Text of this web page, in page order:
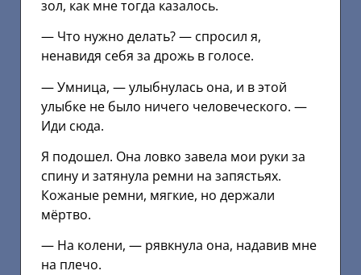
зол, как мне тогда казалось.
— Что нужно делать? — спросил я,
ненавидя себя за дрожь в голосе.
— Умница, — улыбнулась она, и в этой
улыбке не было ничего человеческого. —
Иди сюда.
Я подошел. Она ловко завела мои руки за
спину и затянула ремни на запястьях.
Кожаные ремни, мягкие, но держали
мёртво.
— На колени, — рявкнула она, надавив мне
на плечо.